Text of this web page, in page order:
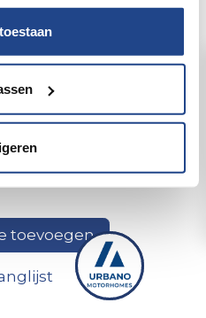
96 oranje 74 x
toevoegen